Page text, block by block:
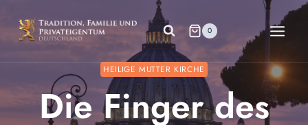
Inhalt
springen
0
HEILIGE MUTTER KIRCHE
Die Finger des